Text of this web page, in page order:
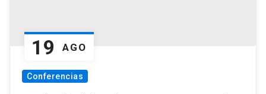
19 AGO
Conferencias